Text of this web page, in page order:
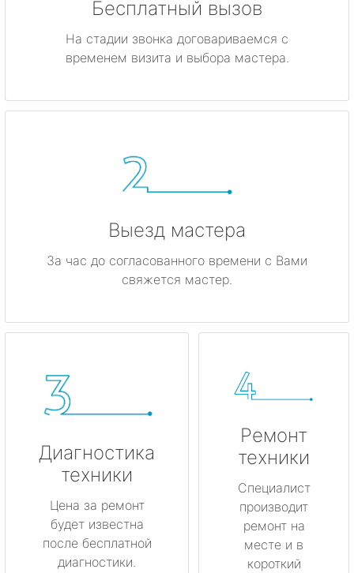
Бесплатный вызов
На стадии звонка договариваемся с
временем визита и выбора мастера.
Выезд мастера
За час до согласованного времени с Вами
свяжется мастер.
Диагностика
техники
Цена за ремонт
будет известна
после бесплатной
диагностики.
Ремонт
техники
Специалист
производит
ремонт на
месте и в
короткий